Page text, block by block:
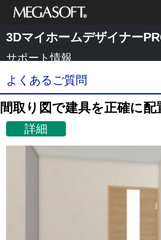
メガソフト株式
会社
3Dマイホームデザイナー
サポート情報
よくあるご質問
間取り図で建具を正確に配
詳細